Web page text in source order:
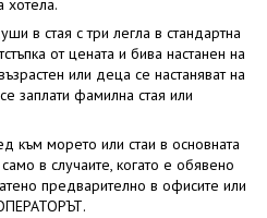
хотела.
в стая с три легла в стандартна
от цената и бива настанен на
или деца се настаняват на
заплати фамилна стая или
към морето или стаи в основната
в случаите, когато е обявено
предварително в офисите или